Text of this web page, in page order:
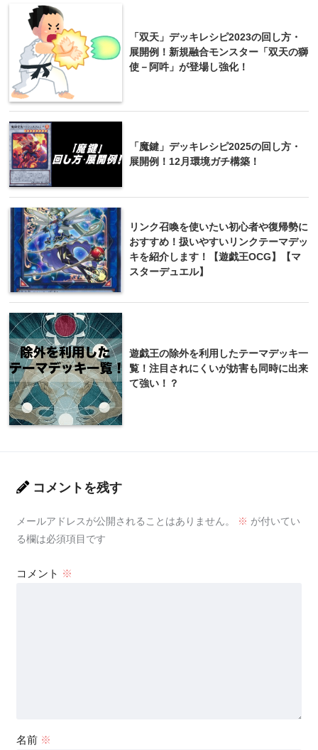
「双天」デッキレシピ2023の回し方・
展開例！新規融合モンスター「双天の獅
使－阿吽」が登場し強化！
「魔鍵」デッキレシピ2025の回し方・
展開例！12月環境ガチ構築！
リンク召喚を使いたい初心者や復帰勢に
おすすめ！扱いやすいリンクテーマデッ
キを紹介します！【遊戯王OCG】【マ
スターデュエル】
遊戯王の除外を利用したテーマデッキ一
覧！注目されにくいが妨害も同時に出来
て強い！？
コメントを残す
メールアドレスが公開されることはありません。 ※ が付いてい
る欄は必須項目です
コメント ※
名前 ※